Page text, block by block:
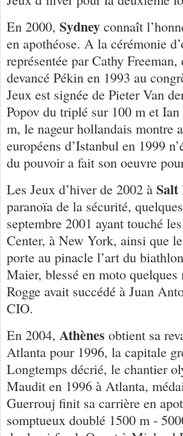
En 2000, Sydney connaît
en apothéose. A la cérémonie
représentée par Cathy
devancé Pékin en 1993 au
Jeux est signée de Pieter Van
Popov du triplé sur 100 m et
m, le nageur hollandais montre
européens d’Istanbul en 1999
du pouvoir a fait son oeuvre
Les Jeux d’hiver de 2002 à
paranoïa de la sécurité,
septembre 2001 ayant touché
Center, à New York, ainsi que
porte au pinacle l’art du
Maier, blessé en moto
Rogge avait succédé à Juan
CIO.
En 2004, Athènes obtient sa
Atlanta pour 1996, la capitale
Longtemps décrié, le chantier
Maudit en 1996 à Atlanta,
Guerrouj finit sa carrière en
somptueux doublé 1500 m -